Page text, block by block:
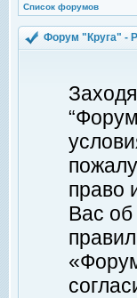
Список форумов
Форум "Круга" -
право
Вас